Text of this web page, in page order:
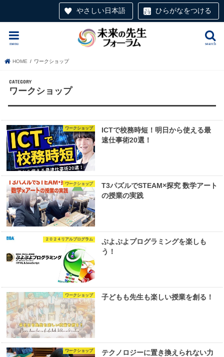
やさしい日本語 ひらがなをつける
search
menu
HOME ワークショップ
ワークショップ
ワークショップ
ICTで校務時短！明日から使える最
速仕事術20選！
ワークショップ
T3パズルでSTEAM×探究 数学アート
の授業の実践
２０２４リアルプログラム
ぷよぷよプログラミングを楽しも
う！
ワークショップ 子どもも先生も楽しい授業を創る！
ワークショップ
テクノロジーに置き換えられない力